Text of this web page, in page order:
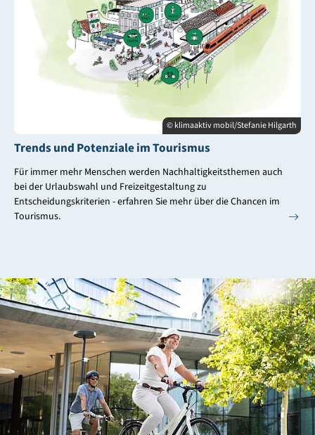
© klimaaktiv mobil/Stefanie Hilgarth
Trends und Potenziale im Tourismus
Für immer mehr Menschen werden Nachhaltigkeitsthemen auch
bei der Urlaubswahl und Freizeitgestaltung zu
Entscheidungskriterien - erfahren Sie mehr über die Chancen im
Tourismus.